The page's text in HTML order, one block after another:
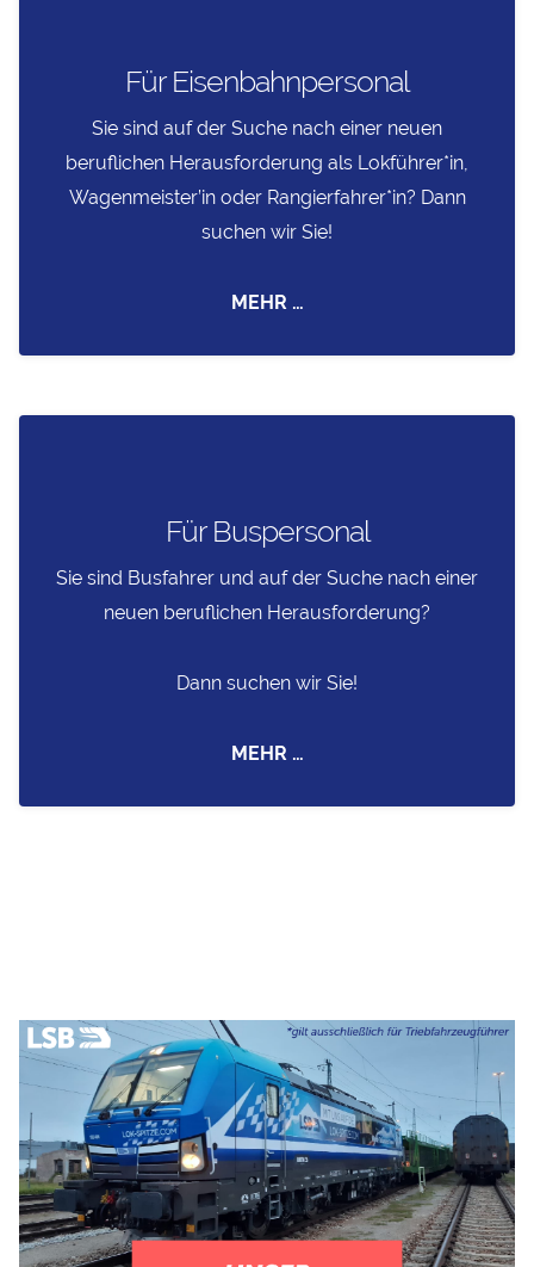
Für Eisenbahnpersonal
Sie sind auf der Suche nach einer neuen
beruflichen Herausforderung als Lokführer*in,
Wagenmeister’in oder Rangierfahrer*in? Dann
suchen wir Sie!
MEHR …
Für Buspersonal
Sie sind Busfahrer und auf der Suche nach einer
neuen beruflichen Herausforderung?
Dann suchen wir Sie!
MEHR …